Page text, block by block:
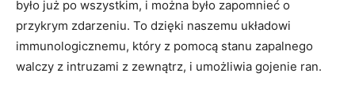
było już po wszystkim, i można było zapomnieć o
przykrym zdarzeniu. To dzięki naszemu układowi
immunologicznemu, który z pomocą stanu zapalnego
walczy z intruzami z zewnątrz, i umożliwia gojenie ran.